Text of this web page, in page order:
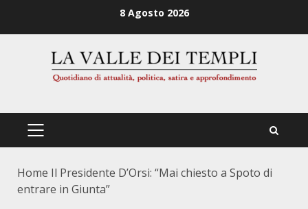
8 Agosto 2026
PRIMÄRES
Home Il Presidente D’Orsi: “Mai chiesto a Spoto di
entrare in Giunta”